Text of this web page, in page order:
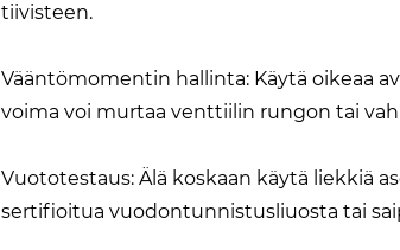
tiivisteen.
Vääntömomentin hallinta: Käytä oikeaa
voima voi murtaa venttiilin rungon tai
Vuototestaus: Älä koskaan käytä liekkiä
sertifioitua vuodontunnistusliuosta tai